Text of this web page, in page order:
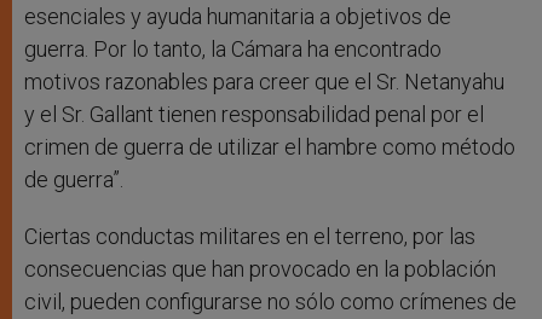
esenciales y ayuda humanitaria a objetivos de
guerra. Por lo tanto, la Cámara ha encontrado
motivos razonables para creer que el Sr. Netanyahu
y el Sr. Gallant tienen responsabilidad penal por el
crimen de guerra de utilizar el hambre como método
de guerra”.
Ciertas conductas militares en el terreno, por las
consecuencias que han provocado en la población
civil, pueden configurarse no sólo como crímenes de